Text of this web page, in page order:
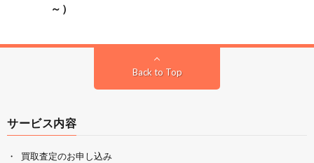
～）
Back to Top
サービス内容
買取査定のお申し込み